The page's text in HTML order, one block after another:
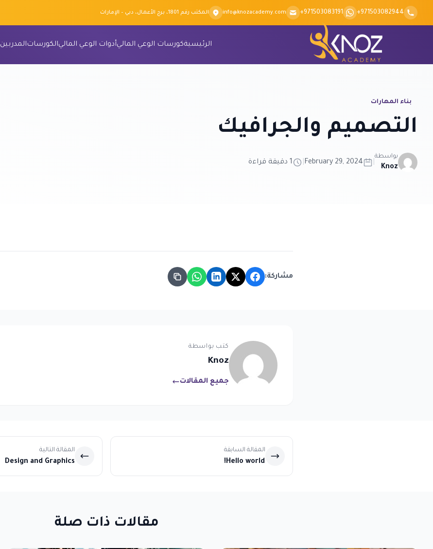
Skip to content
+971503082944
+971503083191
info@knozacademy.com المكتب رقم 1801، برج الأعمال، دبي – الإمارات
الرئيسيةكورسات الوعي الماليأدوات الوعي الماليالكورساتالمدربين
بناء المهارات
التصميم والجرافيك
بواسطة
Knoz
February 29, 2024 1 دقيقة قراءة
مشاركة:
كتب بواسطة
Knoz
جميع المقالات
المقالة السابقة
Hello world!
المقالة التالية
Design and Graphics
مقالات ذات صلة